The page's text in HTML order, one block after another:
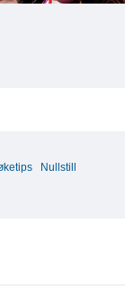
Nullstill